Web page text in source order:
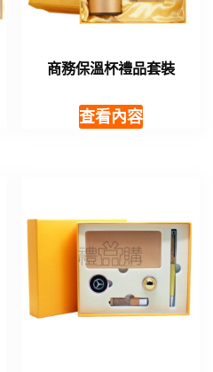
商務保溫杯禮品套裝
查看內容